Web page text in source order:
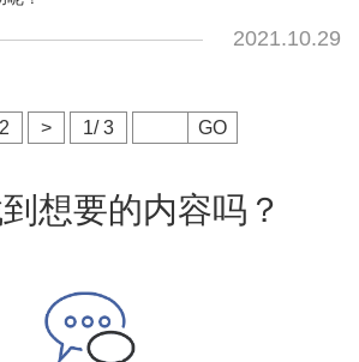
2021.10.29
2 > 1/ 3 GO
想要的内容吗？